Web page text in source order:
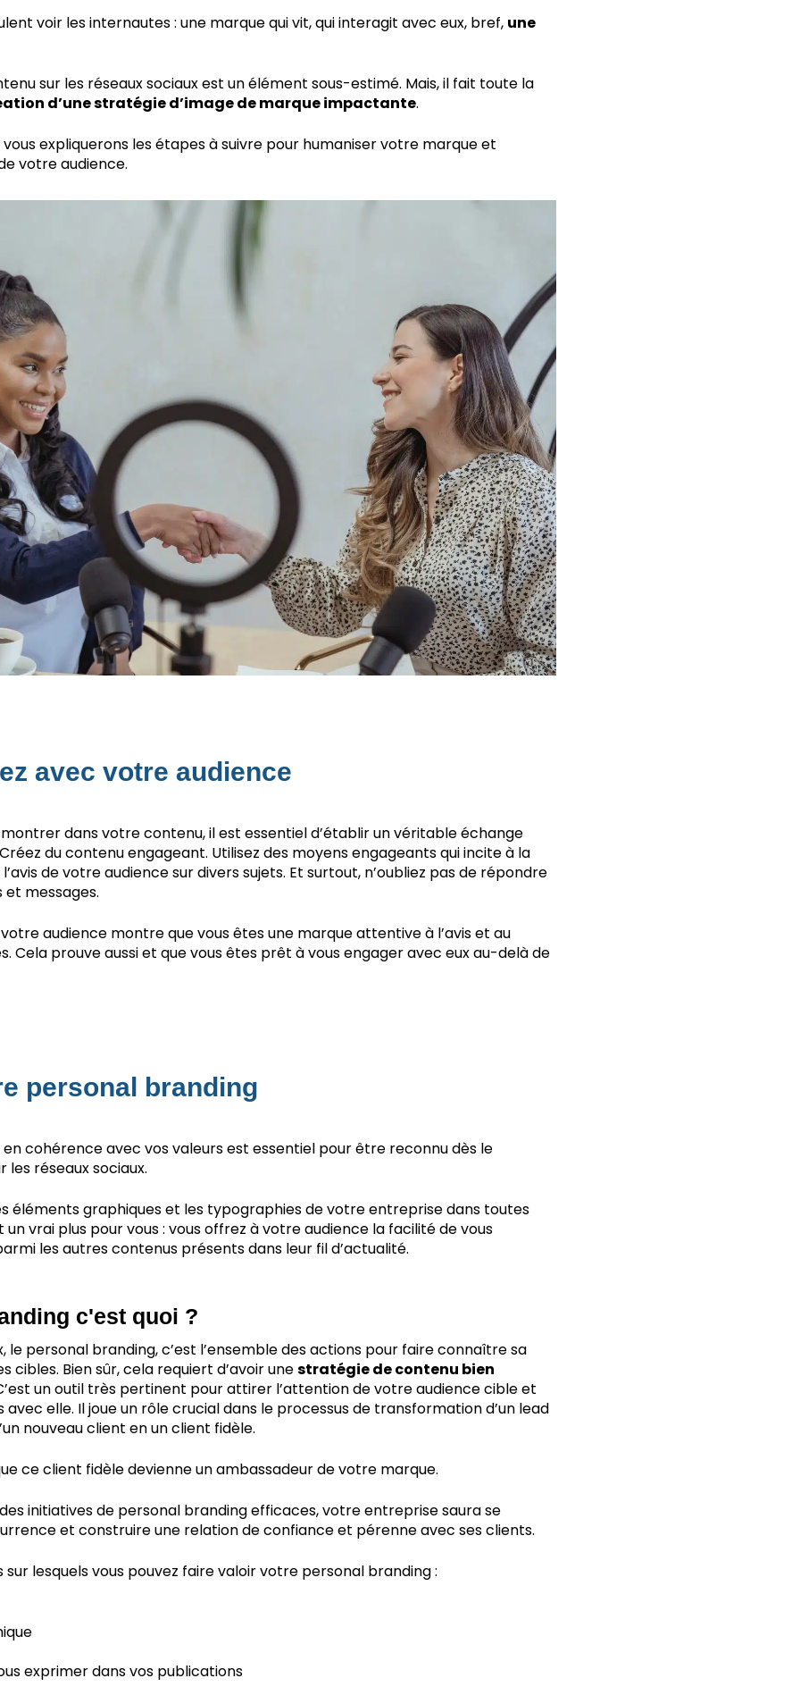
voir les internautes : une marque qui vit, qui interagit avec eux, bref, une
sur les réseaux sociaux est un élément sous-estimé. Mais, il fait toute la
d’une stratégie d’image de marque impactante.
expliquerons les étapes à suivre pour humaniser votre marque et
votre audience.
avec votre audience
dans votre contenu, il est essentiel d’établir un véritable échange
du contenu engageant. Utilisez des moyens engageants qui incite à la
de votre audience sur divers sujets. Et surtout, n’oubliez pas de répondre
messages.
audience montre que vous êtes une marque attentive à l’avis et au
Cela prouve aussi et que vous êtes prêt à vous engager avec eux au-delà de
personal branding
cohérence avec vos valeurs est essentiel pour être reconnu dès le
réseaux sociaux.
éléments graphiques et les typographies de votre entreprise dans toutes
un vrai plus pour vous : vous offrez à votre audience la facilité de vous
les autres contenus présents dans leur fil d’actualité.
c'est quoi ?
le personal branding, c’est l’ensemble des actions pour faire connaître sa
cibles. Bien sûr, cela requiert d’avoir unestratégie de contenu bien
un outil très pertinent pour attirer l’attention de votre audience cible et
avec elle. Il joue un rôle crucial dans le processus de transformation d’un lead
nouveau client en un client fidèle.
ce client fidèle devienne un ambassadeur de votre marque.
initiatives de personal branding efficaces, votre entreprise saura se
et construire une relation de confiance et pérenne avec ses clients.
sur lesquels vous pouvez faire valoir votre personal branding :
exprimer dans vos publications